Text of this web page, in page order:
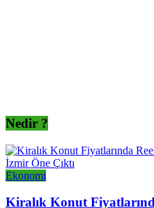
Nedir ?
Ekonomi
Kiralık Konut